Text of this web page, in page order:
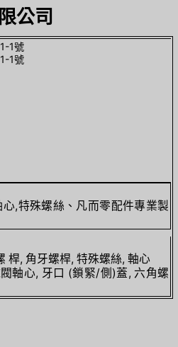
公司
1號
1號
,特殊螺絲、凡而零配件專業製
桿, 角牙螺桿, 特殊螺絲, 軸心
軸心, 牙口 (鎖緊/側)蓋, 六角螺